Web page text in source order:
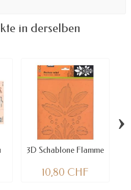
in derselben
3D Schablone Flamme
10,80 CHF
›